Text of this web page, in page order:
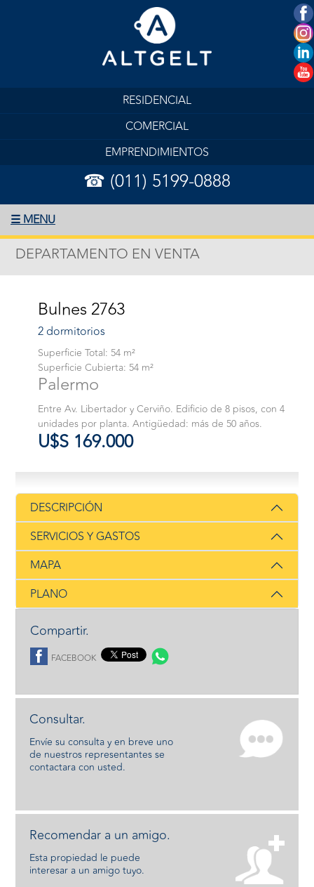
RESIDENCIAL
COMERCIAL
EMPRENDIMIENTOS
☎ (011) 5199-0888
☰ MENU
DEPARTAMENTO EN VENTA
Bulnes 2763
2 dormitorios
Superficie Total: 54 m²
Superficie Cubierta: 54 m²
Palermo
Entre Av. Libertador y Cerviño. Edificio de 8 pisos, con 4
unidades por planta. Antigüedad: más de 50 años.
U$S 169.000
DESCRIPCIÓN
SERVICIOS Y GASTOS
MAPA
PLANO
Compartir.
FACEBOOK
Consultar.
Envíe su consulta y en breve uno
de nuestros representantes se
contactara con usted.
Recomendar a un amigo.
Esta propiedad le puede
interesar a un amigo tuyo.